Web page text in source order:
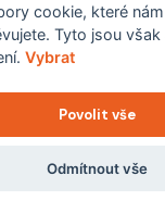
2.
© 2011–2026
1642/2, Praha 4, Jižní
vyhrazena. Jakékoliv užití
cookie, které
Tyto jsou
Vybrat
Povolit vše
Odmítnout vše